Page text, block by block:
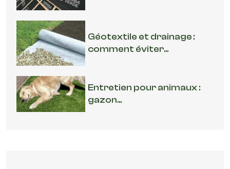
Géotextile et drainage :
comment éviter...
Entretien pour animaux :
gazon...